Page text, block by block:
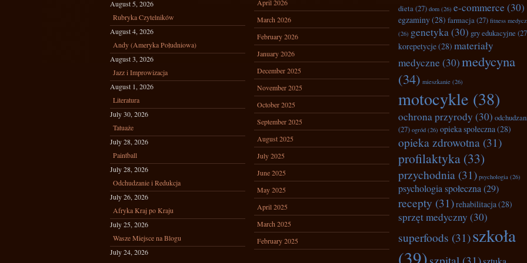
August 5, 2026
Rubryka Czytelników
August 4, 2026
Andy (Ameryka Południowa)
August 3, 2026
Jazz i Improwizacja
August 1, 2026
Literatura
July 30, 2026
Tatuaże
July 28, 2026
Paintball
July 28, 2026
Odchudzanie i Redukcja
July 26, 2026
Afryka Kraj po Kraju
July 25, 2026
Wasze Miejsce na Blogu
July 24, 2026
April 2026
March 2026
February 2026
January 2026
December 2025
November 2025
October 2025
September 2025
August 2025
July 2025
June 2025
May 2025
April 2025
March 2025
February 2025
dieta(27) dom (26) e-commerce (30)
egzaminy(28) farmacja(27) fitness
(26) genetyka(30) gry edukacyjne
korepetycje(28) materiały
medyczne (30)medycyna
(34) mieszkanie (26)
motocykle (38)
ochrona przyrody (30)
(27) ogród (26) opieka społeczna(28)
opieka zdrowotna (31)
profilaktyka (33)
przychodnia (31) psychologia (26)
psychologia społeczna(29)
recepty (31)rehabilitacja(28)
sprzęt medyczny (30)
superfoods (31)szkoła
(39)